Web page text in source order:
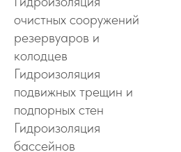
очистных сооружений
резервуаров и
колодцев
Гидроизоляция
подвижных трещин и
подпорных стен
Гидроизоляция
бассейнов